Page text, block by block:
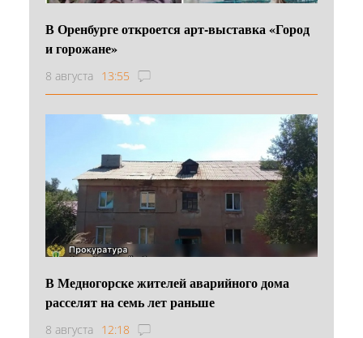
В Оренбурге откроется арт-выставка «Город
и горожане»
8 августа 13:55
В Медногорске жителей аварийного дома
расселят на семь лет раньше
8 августа 12:18